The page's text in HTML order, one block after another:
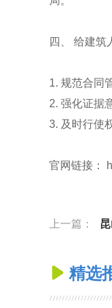
四、 给建筑
1. 规范合同
2. 强化证据
3. 及时行使
官网链接：
上一篇： 昆
 精选